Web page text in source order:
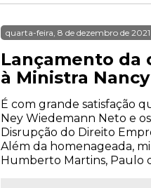
quarta-feira, 8 de dezembro de 2021
Lançamento da
à Ministra
É com grande satisfação
Ney Wiedemann Neto e
Disrupção do Direito
Além da homenageada,
Humberto Martins, Paulo